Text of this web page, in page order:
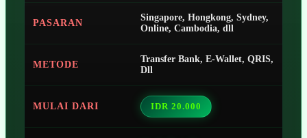
PASARAN
Singapore, Hongkong, Sydney,
Online, Cambodia, dll
METODE
Transfer Bank, E-Wallet, QRIS,
Dll
MULAI DARI IDR 20.000